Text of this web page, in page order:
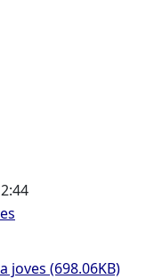
joves (698.06KB)